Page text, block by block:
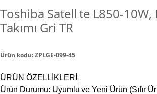
Toshiba Satellite L850-10W,
Takımı Gri TR
Ürün kodu: ZPLGE-099-45
ÜRÜN ÖZELLİKLERİ;
Ürün Durumu: Uyumlu ve Yeni Ürün (Sıfır